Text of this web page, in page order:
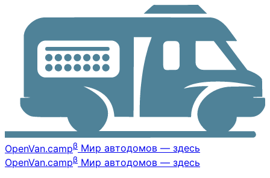
OpenVan.campβ Мир автодомов — здесь
OpenVan.campβ Мир автодомов — здесь